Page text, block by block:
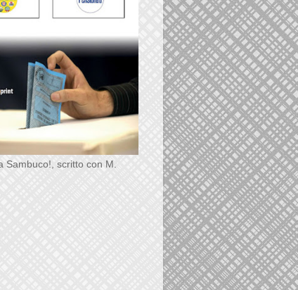
Sambuco!, scritto con M.